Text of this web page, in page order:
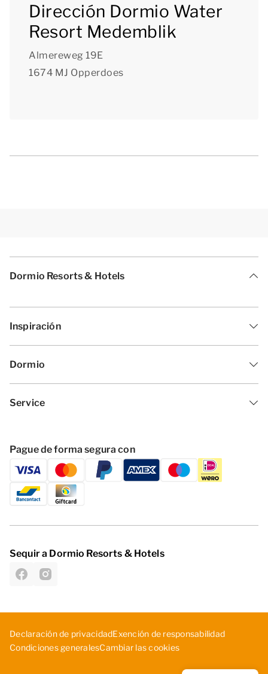
Dirección Dormio Water
Resort Medemblik
Almereweg 19E
1674 MJ Opperdoes
Dormio Resorts & Hotels
Inspiración
Dormio
Service
Pague de forma segura con
Sequir a Dormio Resorts & Hotels
D­ecl­ara­ció­n d­e p­riv­aci­dadExe­nci­ón ­de ­res­pon­sab­ili­dad
Con­dic­ion­es ­gen­era­lesCambiar las cookies